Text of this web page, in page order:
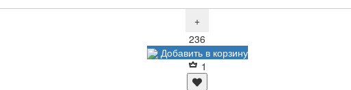
+
236
Добавить в корзину
1